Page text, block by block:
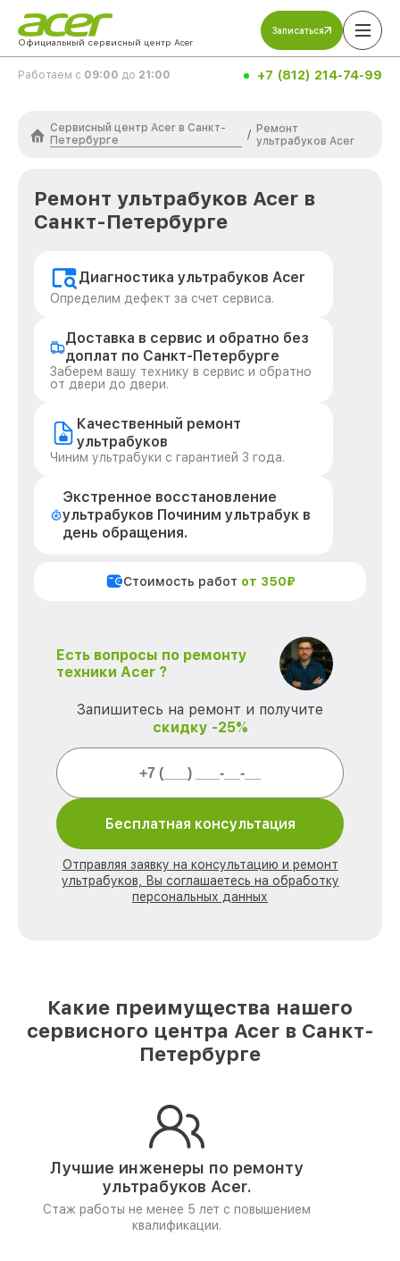
Официальный сервисный центр Acer
Записаться
Работаем с 09:00 до 21:00 +7 (812) 214-74-99
Сервисный центр Acer в Санкт-
Петербурге
/ Ремонт
ультрабуков Acer
Ремонт ультрабуков Acer в
Санкт-Петербурге
Диагностика ультрабуков Acer
Определим дефект за счет сервиса.
Доставка в сервис и обратно без
доплат по Санкт-Петербурге
Заберем вашу технику в сервис и обратно
от двери до двери.
Качественный ремонт
ультрабуков
Чиним ультрабуки с гарантией 3 года.
Экстренное восстановление
ультрабуков Починим ультрабук в
день обращения.
Стоимость работ от 350₽
Есть вопросы по ремонту
техники Acer ?
Запишитесь на ремонт и получите
скидку -25%
Бесплатная консультация
Отправляя заявку на консультацию и ремонт
ультрабуков, Вы соглашаетесь на обработку
персональных данных
Какие преимущества нашего
сервисного центра Acer в Санкт-
Петербурге
Лучшие инженеры по ремонту
ультрабуков Acer.
Стаж работы не менее 5 лет с повышением
квалификации.